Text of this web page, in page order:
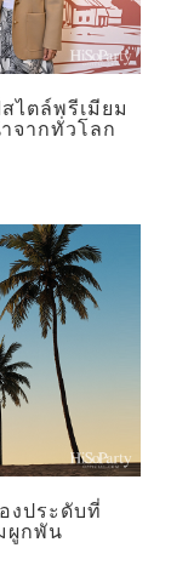
ไตล์พรีเมียม
จากทั่วโลก
งประดับที่
ผูกพัน